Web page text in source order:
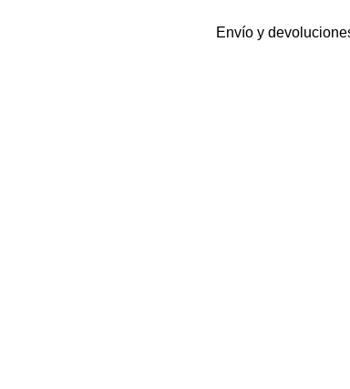
Envío y